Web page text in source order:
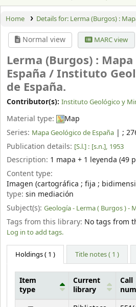
Home Details for: Lerma (Burgos) :
Normal view MARC view
Lerma (Burgos) :
España /Instituto
de España.
Contributor(s): Instituto Geológico y
Material type:
Map
Series: Mapa Geológico de España | ;
Publication details: [S.l.] : [s.n.], 1953
Description: 1 mapa + 1 leyenda (49
Content type:
Imagen (cartográfica ; fija ;
type: sin mediación
Subject(s): Geología - Lerma ( Burgos ) -
Tags from this library: No tags from
Log in to add tags.
Holdings( 1 ) Title notes ( 1 )
Holdings
Item
type
Current
library
Call